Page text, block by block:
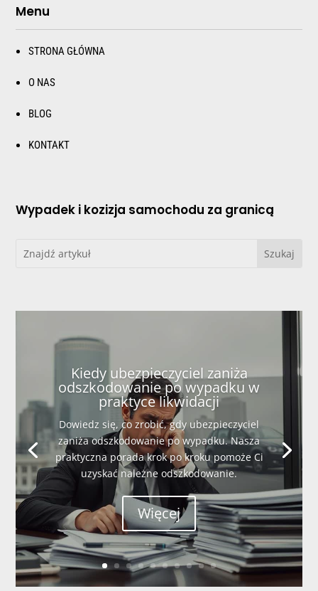
Menu
STRONA GŁÓWNA
O NAS
BLOG
KONTAKT
Wypadek i kozizja samochodu za granicą
Kiedy ubezpieczyciel zaniża
odszkodowanie po wypadku w
praktyce likwidacji
Dowiedz się, co zrobić, gdy ubezpieczyciel
zaniża odszkodowanie po wypadku. Nasza
praktyczna porada krok po kroku pomoże Ci
uzyskać należne odszkodowanie.
Więcej